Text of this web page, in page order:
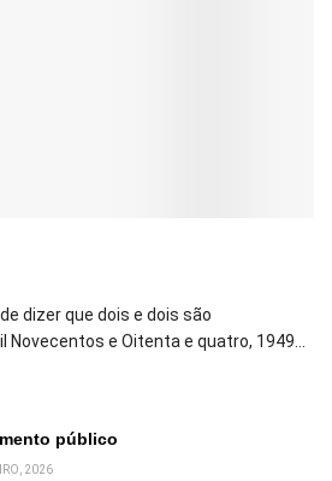
dizer que dois e dois são
Novecentos e Oitenta e quatro, 1949...
público
2026